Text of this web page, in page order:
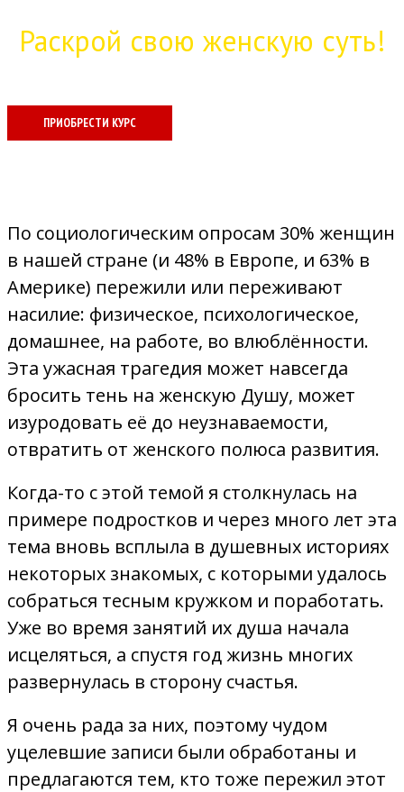
Раскрой свою женскую суть!
ПРИОБРЕСТИ КУРС
По социологическим опросам 30% женщин
в нашей стране (и 48% в Европе, и 63% в
Америке) пережили или переживают
насилие: физическое, психологическое,
домашнее, на работе, во влюблённости.
Эта ужасная трагедия может навсегда
бросить тень на женскую Душу, может
изуродовать её до неузнаваемости,
отвратить от женского полюса развития.
Когда-то с этой темой я столкнулась на
примере подростков и через много лет эта
тема вновь всплыла в душевных историях
некоторых знакомых, с которыми удалось
собраться тесным кружком и поработать.
Уже во время занятий их душа начала
исцеляться, а спустя год жизнь многих
развернулась в сторону счастья.
Я очень рада за них, поэтому чудом
уцелевшие записи были обработаны и
предлагаются тем, кто тоже пережил этот